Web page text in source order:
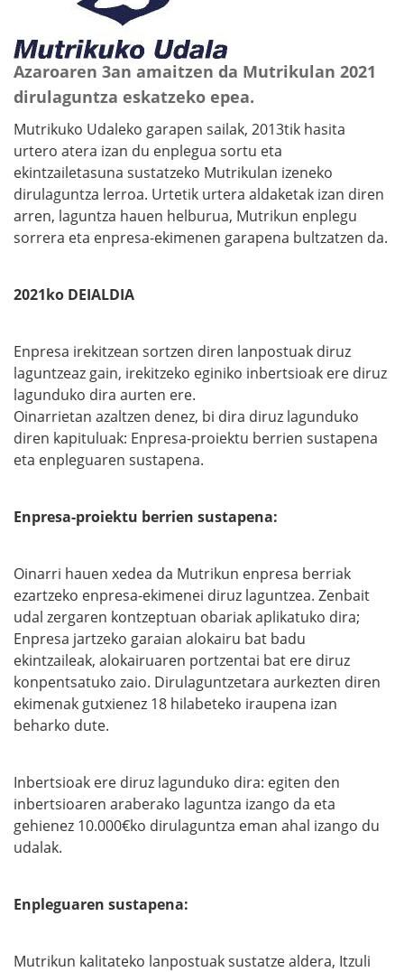
Azaroaren 3an amaitzen da Mutrikulan 2021
dirulaguntza eskatzeko epea.
Mutrikuko Udaleko garapen sailak, 2013tik hasita
urtero atera izan du enplegua sortu eta
ekintzailetasuna sustatzeko Mutrikulan izeneko
dirulaguntza lerroa. Urtetik urtera aldaketak izan diren
arren, laguntza hauen helburua, Mutrikun enplegu
sorrera eta enpresa-ekimenen garapena bultzatzen da.
2021ko DEIALDIA
Enpresa irekitzean sortzen diren lanpostuak diruz
laguntzeaz gain, irekitzeko eginiko inbertsioak ere diruz
lagunduko dira aurten ere.
Oinarrietan azaltzen denez, bi dira diruz lagunduko
diren kapituluak: Enpresa-proiektu berrien sustapena
eta enpleguaren sustapena.
Enpresa-proiektu berrien sustapena:
Oinarri hauen xedea da Mutrikun enpresa berriak
ezartzeko enpresa-ekimenei diruz laguntzea. Zenbait
udal zergaren kontzeptuan obariak aplikatuko dira;
Enpresa jartzeko garaian alokairu bat badu
ekintzaileak, alokairuaren portzentai bat ere diruz
konpentsatuko zaio. Dirulaguntzetara aurkezten diren
ekimenak gutxienez 18 hilabeteko iraupena izan
beharko dute.
Inbertsioak ere diruz lagunduko dira: egiten den
inbertsioaren araberako laguntza izango da eta
gehienez 10.000€ko dirulaguntza eman ahal izango du
udalak.
Enpleguaren sustapena:
Mutrikun kalitateko lanpostuak sustatze aldera, Itzuli